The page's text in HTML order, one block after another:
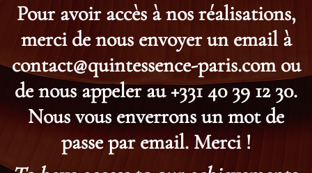
Pour avoir accès à nos réalisations,
merci de nous envoyer un email à
contact@quintessence-paris.com ou
de nous appeler au +331 40 39 12 30.
Nous vous enverrons un mot de
passe par email. Merci !